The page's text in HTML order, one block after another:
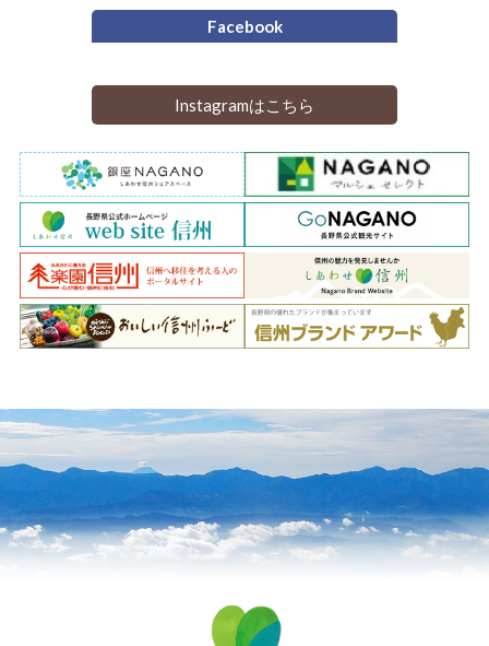
Facebook
Instagramはこちら